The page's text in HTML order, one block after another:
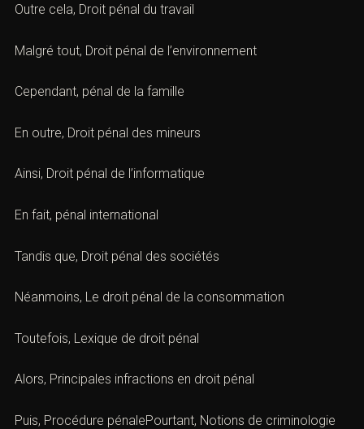
Outre cela, Droit pénal du travail
Malgré tout, Droit pénal de l’environnement
Cependant, pénal de la famille
En outre, Droit pénal des mineurs
Ainsi, Droit pénal de l’informatique
En fait, pénal international
Tandis que, Droit pénal des sociétés
Néanmoins, Le droit pénal de la consommation
Toutefois, Lexique de droit pénal
Alors, Principales infractions en droit péna
Puis, Procédure pénalePourtant, Notions de criminologie